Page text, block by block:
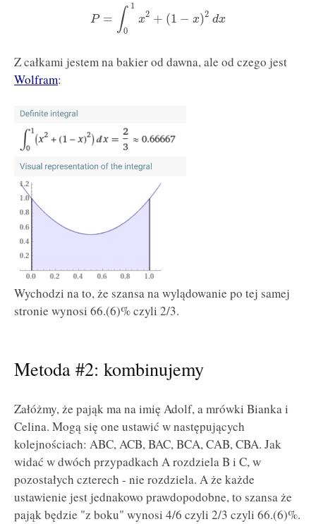
P = ∫ 1
0
x2 + (1 − x)2 dx
Z całkami jestem na bakier od dawna, ale od czego jest
Wolfram:
Wychodzi na to, że szansa na wylądowanie po tej samej
stronie wynosi 66.(6)% czyli 2/3.
Metoda #2: kombinujemy
Załóżmy, że pająk ma na imię Adolf, a mrówki Bianka i
Celina. Mogą się one ustawić w następujących
kolejnościach: ABC, ACB, BAC, BCA, CAB, CBA. Jak
widać w dwóch przypadkach A rozdziela B i C, w
pozostałych czterech - nie rozdziela. A że każde
ustawienie jest jednakowo prawdopodobne, to szansa że
pająk będzie "z boku" wynosi 4/6 czyli 2/3 czyli 66.(6)%.